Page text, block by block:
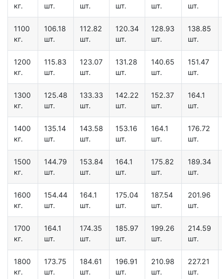
кг.
шт.
шт.
шт.
шт.
шт.
1100
кг.
106.18
шт.
112.82
шт.
120.34
шт.
128.93
шт.
138.85
шт.
1200
кг.
115.83
шт.
123.07
шт.
131.28
шт.
140.65
шт.
151.47
шт.
1300
кг.
125.48
шт.
133.33
шт.
142.22
шт.
152.37
шт.
164.1
шт.
1400
кг.
135.14
шт.
143.58
шт.
153.16
шт.
164.1
шт.
176.72
шт.
1500
кг.
144.79
шт.
153.84
шт.
164.1
шт.
175.82
шт.
189.34
шт.
1600
кг.
154.44
шт.
164.1
шт.
175.04
шт.
187.54
шт.
201.96
шт.
1700
кг.
164.1
шт.
174.35
шт.
185.97
шт.
199.26
шт.
214.59
шт.
1800
кг.
173.75
шт.
184.61
шт.
196.91
шт.
210.98
шт.
227.21
шт.